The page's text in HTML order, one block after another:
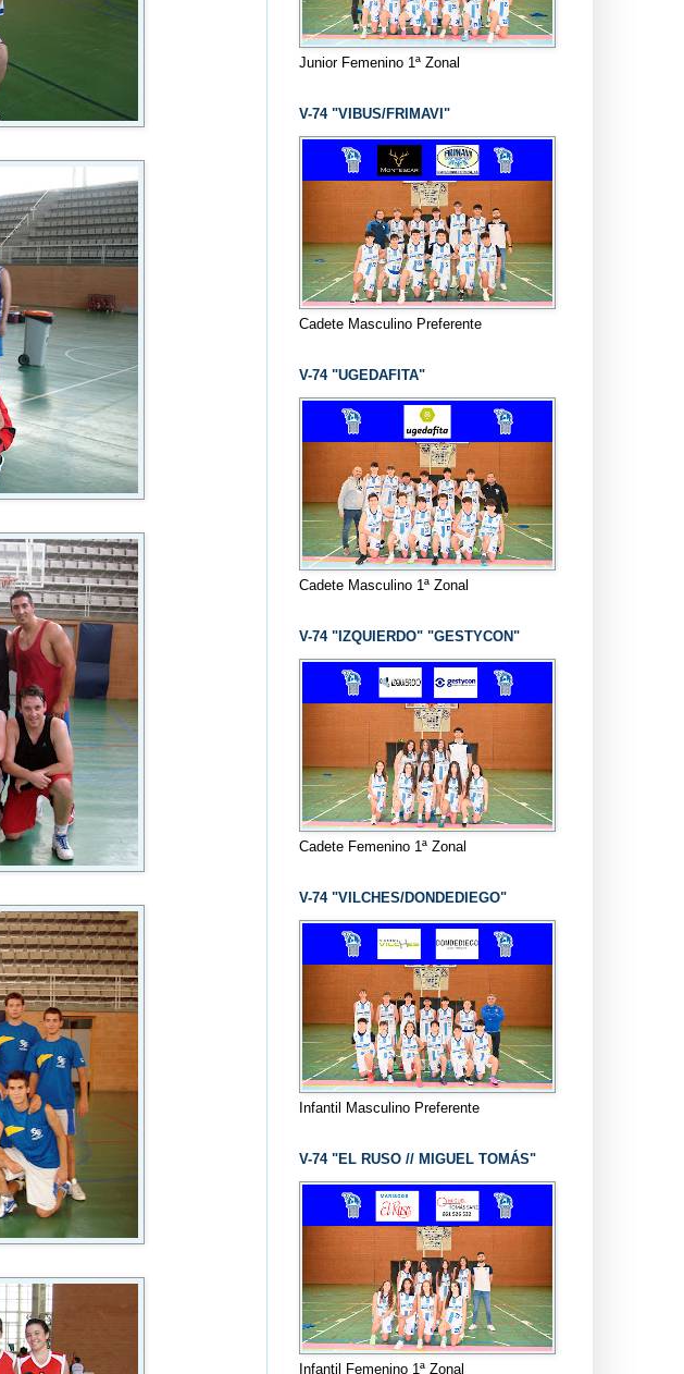
Junior Femenino 1ª Zonal
V-74 "VIBUS/FRIMAVI"
Cadete Masculino Preferente
V-74 "UGEDAFITA"
Cadete Masculino 1ª Zonal
V-74 "IZQUIERDO" "GESTYCON"
Cadete Femenino 1ª Zonal
V-74 "VILCHES/DONDEDIEGO"
Infantil Masculino Preferente
V-74 "EL RUSO // MIGUEL TOMÁS"
Infantil Femenino 1ª Zonal